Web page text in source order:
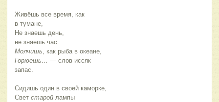
Живёшь все время, как
в тумане,
Не знаешь день,
не знаешь час.
Молчишь , как рыба в океане,
Горюешь… — слов иссяк
запас.
Сидишь один в своей каморке,
Свет старой лампы